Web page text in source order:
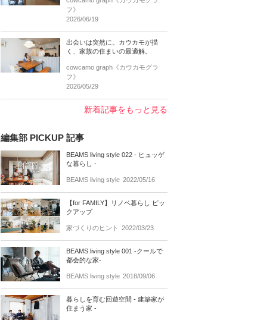
フ》
2026/06/19
出会いは突然に。カウカモが描
く、家族の住まいの最適解。
cowcamo graph《カウカモグラ
フ》
2026/05/29
新着記事をもっと見る
編集部 PICKUP 記事
BEAMS living style 022 - ヒュッゲ
な暮らし -
BEAMS living style 2022/05/16
【for FAMILY】リノベ暮らし ピッ
クアップ
家づくりのヒント 2022/03/23
BEAMS living style 001 -クールで
都会的な家-
BEAMS living style 2018/09/06
暮らしを育む回遊空間 - 建築家が
住まう家 -